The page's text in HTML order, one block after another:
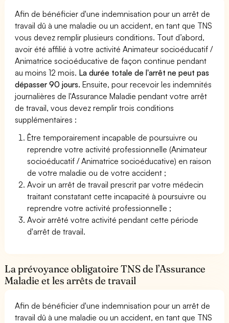
Afin de bénéficier d'une indemnisation pour un arrêt de
travail dû à une maladie ou un accident, en tant que TNS
vous devez remplir plusieurs conditions. Tout d’abord,
avoir été affilié à votre activité Animateur socioéducatif /
Animatrice socioéducative de façon continue pendant
au moins 12 mois. La durée totale de l'arrêt ne peut pas
dépasser 90 jours. Ensuite, pour recevoir les indemnités
journalières de l'Assurance Maladie pendant votre arrêt
de travail, vous devez remplir trois conditions
supplémentaires :
Être temporairement incapable de poursuivre ou
reprendre votre activité professionnelle (Animateur
socioéducatif / Animatrice socioéducative) en raison
de votre maladie ou de votre accident ;
Avoir un arrêt de travail prescrit par votre médecin
traitant constatant cette incapacité à poursuivre ou
reprendre votre activité professionnelle ;
Avoir arrêté votre activité pendant cette période
d'arrêt de travail.
La prévoyance obligatoire TNS de l’Assurance
Maladie et les arrêts de travail
Afin de bénéficier d'une indemnisation pour un arrêt de
travail dû à une maladie ou un accident, en tant que TNS